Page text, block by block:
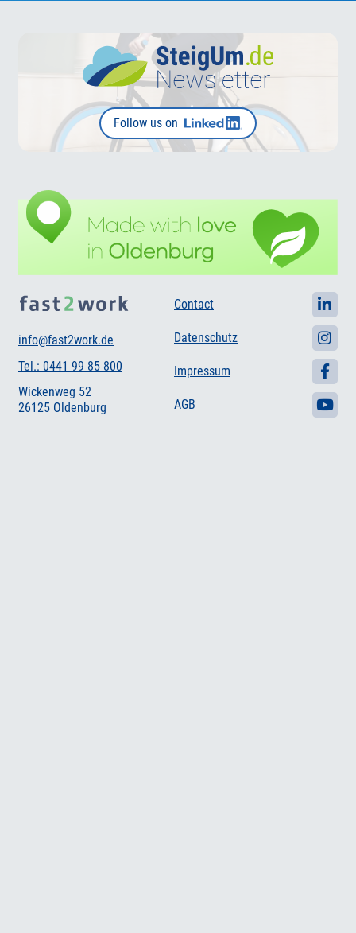
Follow us on
info@fast2work.de
Tel.: 0441 99 85 800
Wickenweg 52
26125 Oldenburg
Contact
Datenschutz
Impressum
AGB